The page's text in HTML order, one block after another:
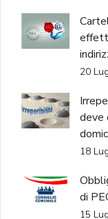
20
deve
18
di
15